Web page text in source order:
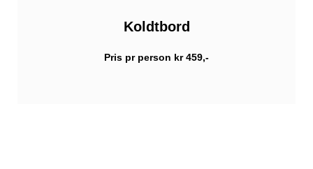
Koldtbord
Pris pr person kr 459,-